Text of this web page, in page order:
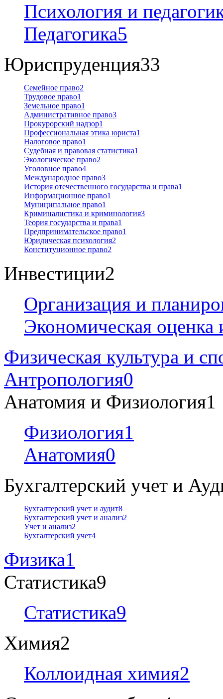
Психология и
Педагогика5
Юриспруденция33
Семейное право2
Трудовое право1
Земельное право1
Административное право3
Прокурорский надзор1
Профессиональная этика юриста1
Налоговое право1
Судебная и правовая статистика1
Экологическое право2
Уголовное право4
Международное право3
История отечественного государства и права1
Информационное право1
Муниципальное право1
Криминалистика и криминология3
Теория государства и права1
Предпринимательское право1
Юридическая психология2
Конституционное право2
Инвестиции2
Организация и
Экономическая оценка
Физическая культура и
Антропология0
Анатомия и Физиология1
Физиология1
Анатомия0
Бухгалтерский учет и
Бухгалтерский учет и аудит8
Бухгалтерский учет и анализ2
Учет и анализ2
Бухгалтерский учет4
Физика1
Статистика9
Статистика9
Химия2
Коллоидная химия2